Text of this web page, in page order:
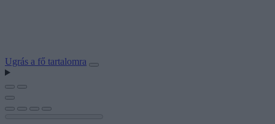
Ugrás a fő tartalomra